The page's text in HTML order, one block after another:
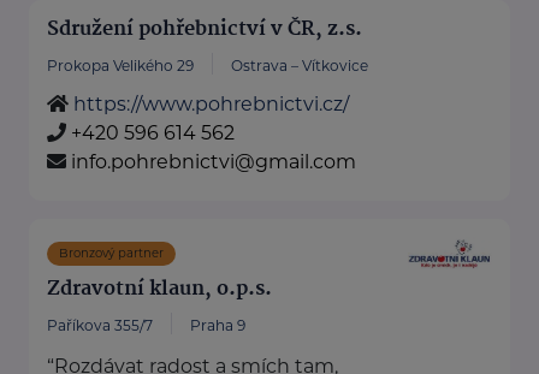
Sdružení pohřebnictví v ČR, z.s.
Prokopa Velikého 29 Ostrava – Vítkovice
https://www.pohrebnictvi.cz/
+420 596 614 562
info.pohrebnictvi@gmail.com
Bronzový partner
Zdravotní klaun, o.p.s.
Paříkova 355/7 Praha 9
“Rozdávat radost a smích tam,